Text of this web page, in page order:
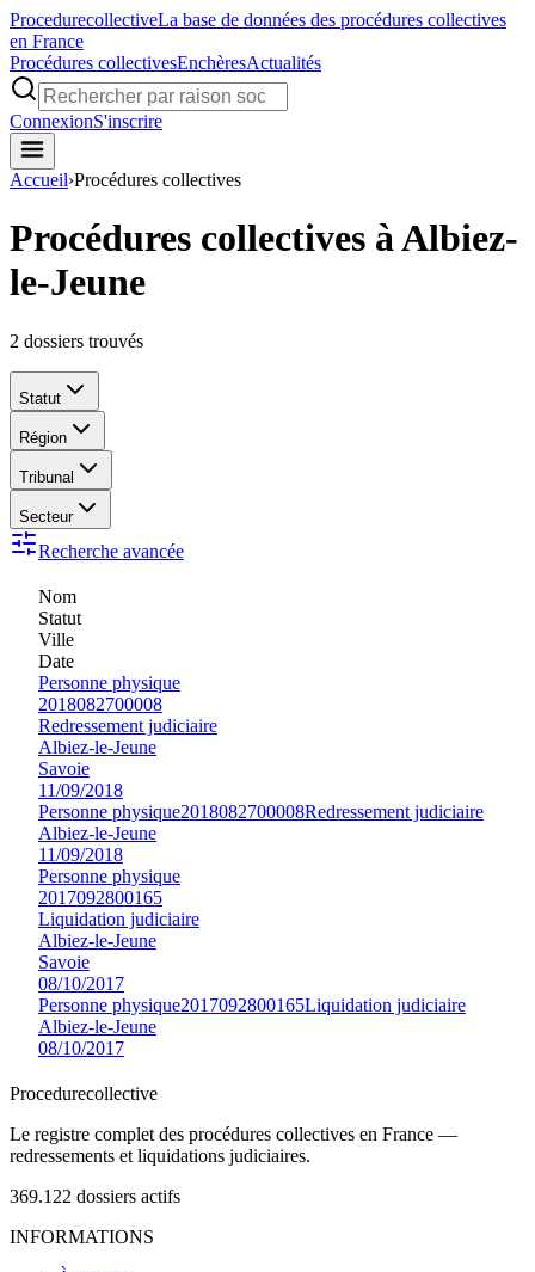
ProcedurecollectiveLa base de données des procédures collectives
en France
Procédures collectivesEnchèresActualités
ConnexionS'inscrire
Accueil›Procédures collectives
Procédures collectives à Albiez-
le-Jeune
2 dossiers trouvés
Statut
Région
Tribunal
Secteur
Recherche avancée
Nom
Statut
Ville
Date
Personne physique
2018082700008
Redressement judiciaire
Albiez-le-Jeune
Savoie
11/09/2018
Personne physique2018082700008Redressement judiciaire
Albiez-le-Jeune
11/09/2018
Personne physique
2017092800165
Liquidation judiciaire
Albiez-le-Jeune
Savoie
08/10/2017
Personne physique2017092800165Liquidation judiciaire
Albiez-le-Jeune
08/10/2017
Procedurecollective
Le registre complet des procédures collectives en France —
redressements et liquidations judiciaires.
369.122 dossiers actifs
INFORMATIONS